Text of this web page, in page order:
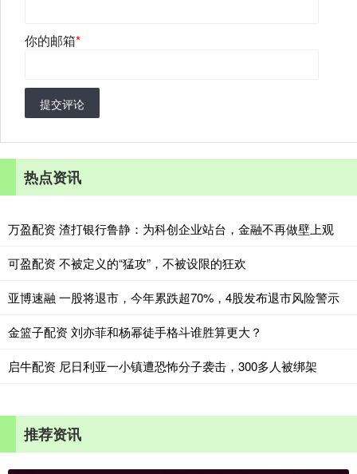
你的邮箱*
提交评论
热点资讯
万盈配资 渣打银行鲁静：为科创企业站台，金融不再做壁上观
可盈配资 不被定义的“猛攻”，不被设限的狂欢
亚博速融 一股将退市，今年累跌超70%，4股发布退市风险警示
金篮子配资 刘亦菲和杨幂徒手格斗谁胜算更大？
启牛配资 尼日利亚一小镇遭恐怖分子袭击，300多人被绑架
推荐资讯